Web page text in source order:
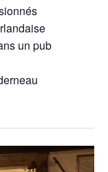
un pub